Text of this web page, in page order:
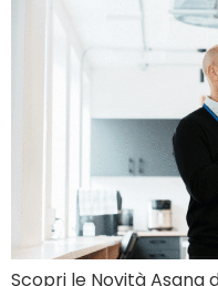
Scopri le Novità Asana